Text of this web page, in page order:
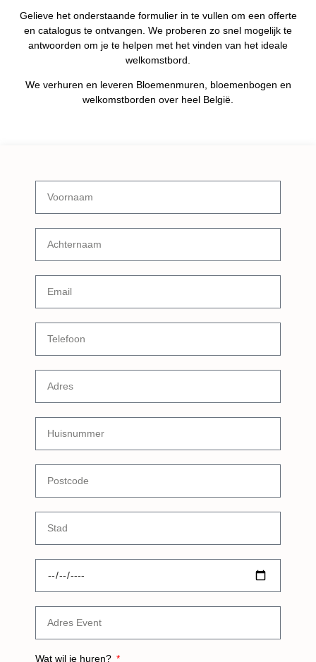
Gelieve het onderstaande formulier in te vullen om een offerte
en catalogus te ontvangen. We proberen zo snel mogelijk te
antwoorden om je te helpen met het vinden van het ideale
We verhuren en leveren Bloemenmuren, bloemenbogen en
welkomstborden over heel België.